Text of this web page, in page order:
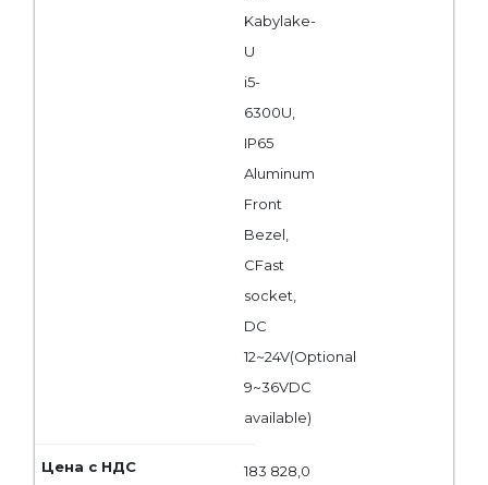
Kabylake-
U
i5-
6300U,
IP65
Aluminum
Front
Bezel,
CFast
socket,
DC
12~24V(Optional
9~36VDC
available)
183 828,0